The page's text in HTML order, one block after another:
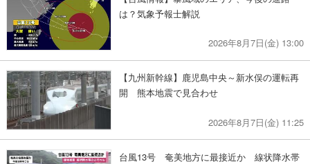
は？気象予報士解説
2026年8月7日(金) 13:00
【九州新幹線】鹿児島中央～新水俣の運転再
開 熊本地震で見合わせ
2026年8月7日(金) 11:25
台風13号 奄美地方に最接近か 線状降水帯